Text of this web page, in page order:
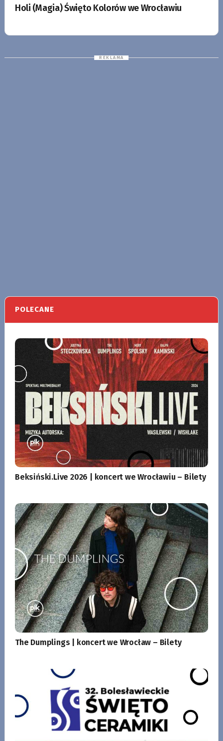
Holi (Magia) Święto Kolorów we Wrocławiu
POLECANE
Beksiński.Live 2026 | koncert we Wrocławiu – Bilety
The Dumplings | koncert we Wrocław – Bilety